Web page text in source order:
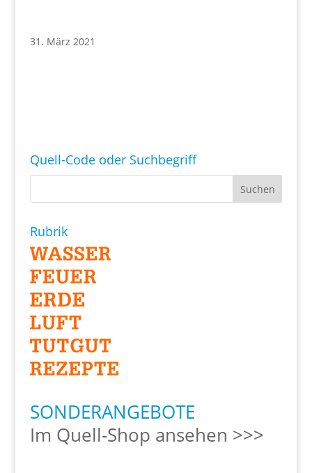
31. März 2021
Quell-Code oder Suchbegriff
Rubrik
SONDERANGEBOTE
Im Quell-Shop ansehen >>>